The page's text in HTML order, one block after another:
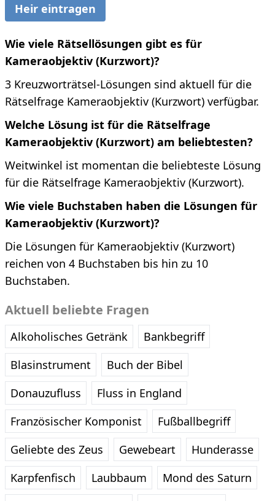
Heir eintragen
Wie viele Rätsellösungen gibt es für
Kameraobjektiv (Kurzwort)?
3 Kreuzworträtsel-Lösungen sind aktuell für die
Rätselfrage Kameraobjektiv (Kurzwort) verfügbar.
Welche Lösung ist für die Rätselfrage
Kameraobjektiv (Kurzwort) am beliebtesten?
Weitwinkel ist momentan die beliebteste Lösung
für die Rätselfrage Kameraobjektiv (Kurzwort).
Wie viele Buchstaben haben die Lösungen für
Kameraobjektiv (Kurzwort)?
Die Lösungen für Kameraobjektiv (Kurzwort)
reichen von 4 Buchstaben bis hin zu 10
Buchstaben.
Aktuell beliebte Fragen
Alkoholisches Getränk
Bankbegriff
Blasinstrument
Buch der Bibel
Donauzufluss
Fluss in England
Französischer Komponist
Fußballbegriff
Geliebte des Zeus
Gewebeart
Hunderasse
Karpfenfisch
Laubbaum
Mond des Saturn